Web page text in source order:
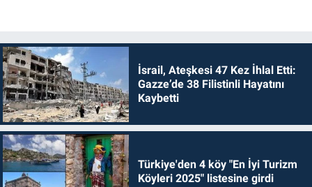
İsrail, Ateşkesi 47 Kez İhlal Etti:
Gazze’de 38 Filistinli Hayatını
Kaybetti
Türkiye'den 4 köy "En İyi Turizm
Köyleri 2025" listesine girdi